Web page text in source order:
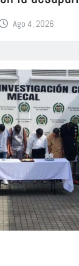
Ago 4, 2026